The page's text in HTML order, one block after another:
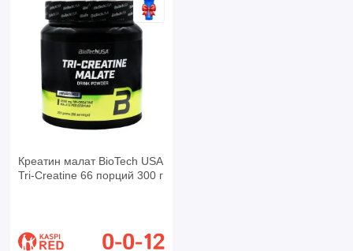
Креатин малат BioTech USA
Tri-Creatine 66 порций 300 г